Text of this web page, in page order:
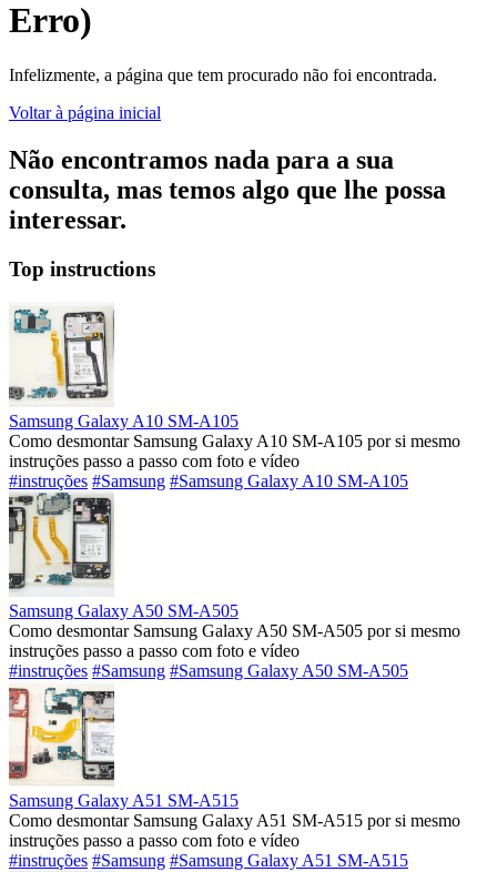
Erro)
Infelizmente, a página que tem procurado não foi encontrada.
Voltar à página inicial
Não encontramos nada para a sua
consulta, mas temos algo que lhe possa
interessar.
Top instructions
Samsung Galaxy A10 SM-A105
Como desmontar Samsung Galaxy A10 SM-A105 por si mesmo
instruções passo a passo com foto e vídeo
#instruções #Samsung #Samsung Galaxy A10 SM-A105
Samsung Galaxy A50 SM-A505
Como desmontar Samsung Galaxy A50 SM-A505 por si mesmo
instruções passo a passo com foto e vídeo
#instruções #Samsung #Samsung Galaxy A50 SM-A505
Samsung Galaxy A51 SM-A515
Como desmontar Samsung Galaxy A51 SM-A515 por si mesmo
instruções passo a passo com foto e vídeo
#instruções #Samsung #Samsung Galaxy A51 SM-A515